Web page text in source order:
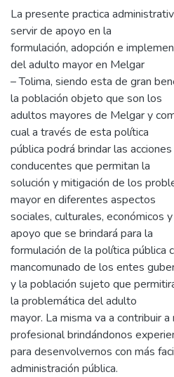
La presente practica
servir de apoyo en la
formulación, adopción e
del adulto mayor en Melgar
– Tolima, siendo esta de gran
la población objeto que son los
adultos mayores de Melgar y
cual a través de esta política
pública podrá brindar las
conducentes que permitan la
solución y mitigación de los
mayor en diferentes aspectos
sociales, culturales, económicos
apoyo que se brindará para la
formulación de la política pública
mancomunado de los entes
y la población sujeto que
la problemática del adulto
mayor. La misma va a contribuir
profesional brindándonos
para desenvolvernos con más
administración pública.